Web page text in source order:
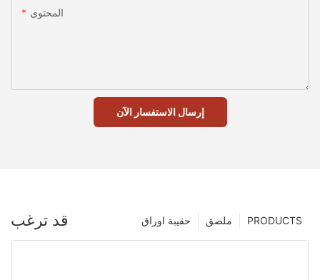
المحتوى
إرسال الاستفسار الآن
قد ترغب PRODUCTS ملصق حقيبة اوراق